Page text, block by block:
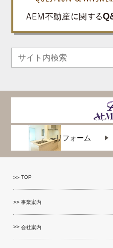
リフォーム
TOP
事業案内
会社案内